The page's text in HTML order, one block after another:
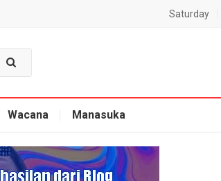
Saturday
Wacana Manasuka